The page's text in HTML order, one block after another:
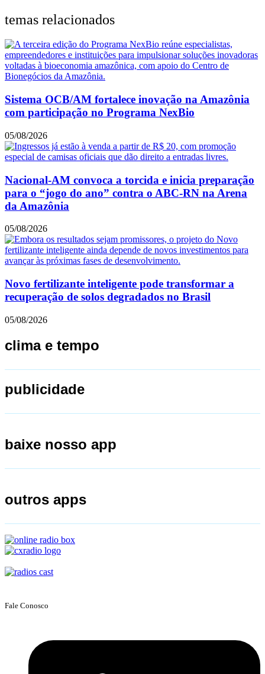
temas relacionados
Sistema OCB/AM fortalece inovação na Amazônia
com participação no Programa NexBio
05/08/2026
Nacional-AM convoca a torcida e inicia preparação
para o “jogo do ano” contra o ABC-RN na Arena
da Amazônia
05/08/2026
Novo fertilizante inteligente pode transformar a
recuperação de solos degradados no Brasil
05/08/2026
clima e tempo
publicidade
baixe nosso app
outros apps
Fale Conosco